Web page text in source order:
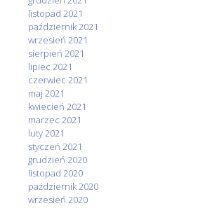
listopad 2021
październik 2021
wrzesień 2021
sierpień 2021
lipiec 2021
czerwiec 2021
maj 2021
kwiecień 2021
marzec 2021
luty 2021
styczeń 2021
grudzień 2020
listopad 2020
październik 2020
wrzesień 2020